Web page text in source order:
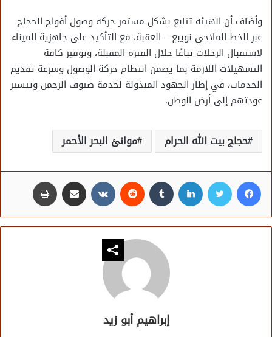
وأضاف أن الهيئة تتابع بشكل مستمر حركة وصول أفواج الحجاج
عبر الخط الملاحي نويبع – العقبة، مع التأكيد على جاهزية الميناء
لاستقبال الرحلات تباعًا خلال الفترة المقبلة، وتوفير كافة
التسهيلات اللازمة بما يضمن انتظام حركة الوصول وسرعة تقديم
الخدمات، في إطار الجهود المبذولة لخدمة ضيوف الرحمن وتيسير
عودتهم إلى أرض الوطن.
حجاج بيت الله الحرام موانئ البحر الأحمر
فيسبوك تويتر لينكدإن مشاركة عبر البريد
إبراهيم أبو زيد